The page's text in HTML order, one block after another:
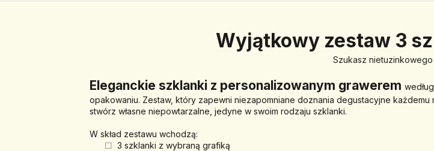
Wyjątkowy zestaw 3
Szukasz
Eleganckie szklanki z personalizowanym grawerem
opakowaniu. Zestaw, który zapewni niezapomniane doznania degustacyjne
stwórz własne niepowtarzalne, jedyne w swoim rodzaju szklanki.
W skład zestawu wchodzą:
3 szklanki z wybraną grafiką